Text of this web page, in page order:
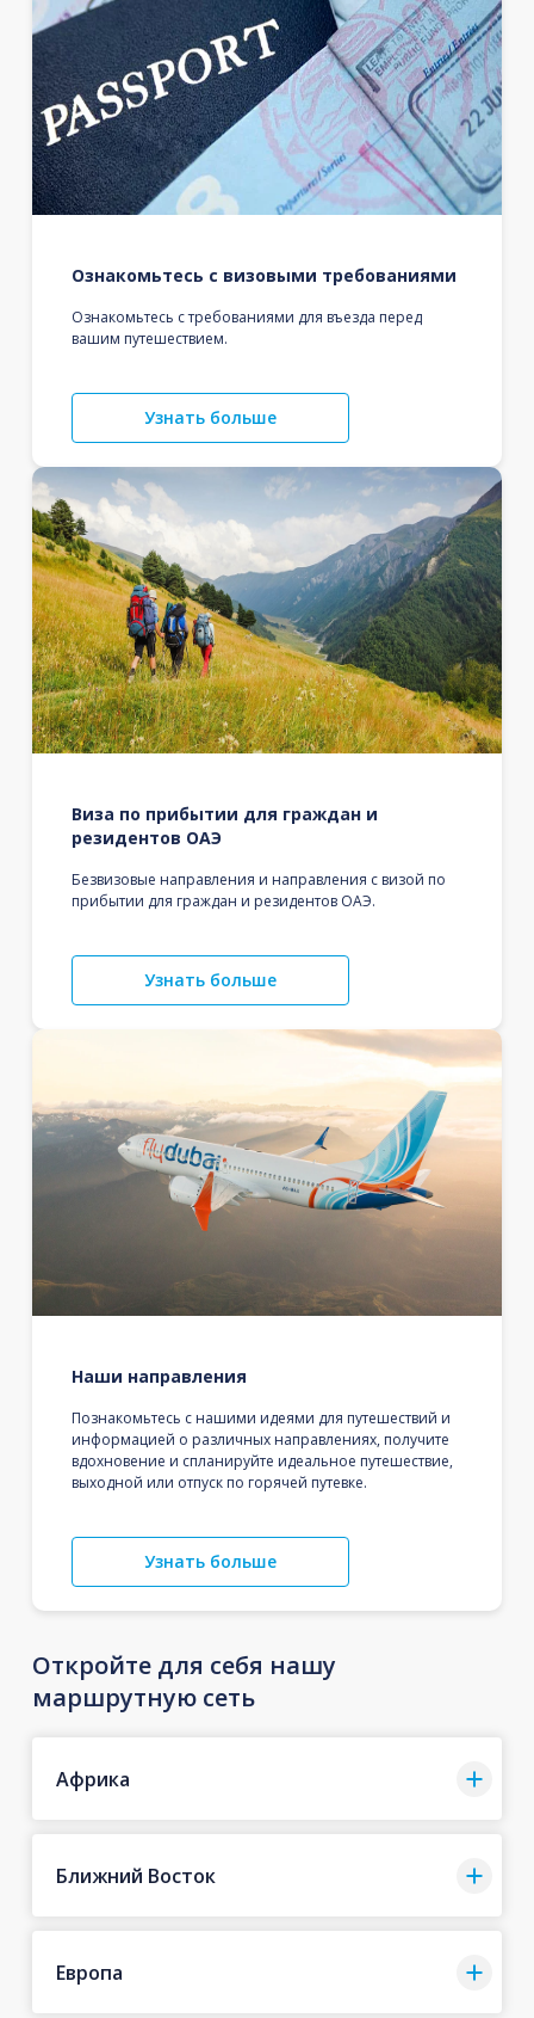
Ознакомьтесь с визовыми требованиями
Ознакомьтесь с требованиями для въезда перед
вашим путешествием.
Узнать больше
Виза по прибытии для граждан и
резидентов ОАЭ
Безвизовые направления и направления с визой по
прибытии для граждан и резидентов ОАЭ.
Узнать больше
Наши направления
Познакомьтесь с нашими идеями для путешествий и
информацией о различных направлениях, получите
вдохновение и спланируйте идеальное путешествие,
выходной или отпуск по горячей путевке.
Узнать больше
Откройте для себя нашу
маршрутную сеть
Африка
Ближний Восток
Европа